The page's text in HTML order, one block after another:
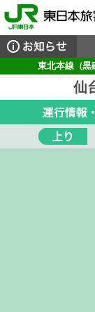
東北本線（黒
仙